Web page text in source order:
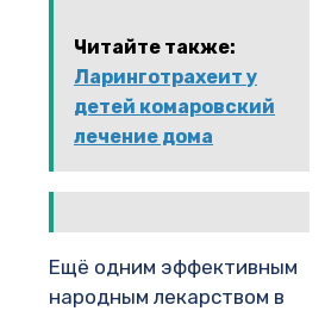
Читайте также:
Ларинготрахеит у
детей комаровский
лечение дома
Ещё одним эффективным
народным лекарством в